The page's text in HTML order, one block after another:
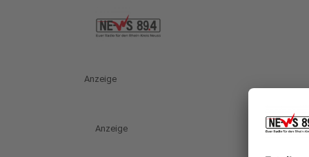
Anzeige
Anzeige